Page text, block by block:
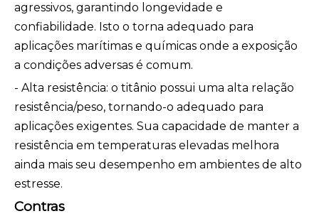
agressivos, garantindo longevidade e
confiabilidade. Isto o torna adequado para
aplicações marítimas e químicas onde a exposição
a condições adversas é comum.
- Alta resistência: o titânio possui uma alta relação
resistência/peso, tornando-o adequado para
aplicações exigentes. Sua capacidade de manter a
resistência em temperaturas elevadas melhora
ainda mais seu desempenho em ambientes de alto
estresse.
Contras